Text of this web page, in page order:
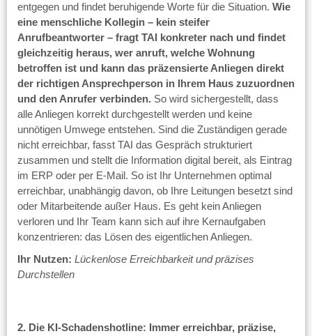
entgegen und findet beruhigende Worte für die Situation. Wie
eine menschliche Kollegin – kein steifer
Anrufbeantworter – fragt TAI konkreter nach und findet
gleichzeitig heraus, wer anruft, welche Wohnung
betroffen ist und kann das präzensierte Anliegen direkt
der richtigen Ansprechperson in Ihrem Haus zuzuordnen
und den Anrufer verbinden. So wird sichergestellt, dass
alle Anliegen korrekt durchgestellt werden und keine
unnötigen Umwege entstehen. Sind die Zuständigen gerade
nicht erreichbar, fasst TAI das Gespräch strukturiert
zusammen und stellt die Information digital bereit, als Eintrag
im ERP oder per E-Mail. So ist Ihr Unternehmen optimal
erreichbar, unabhängig davon, ob Ihre Leitungen besetzt sind
oder Mitarbeitende außer Haus. Es geht kein Anliegen
verloren und Ihr Team kann sich auf ihre Kernaufgaben
konzentrieren: das Lösen des eigentlichen Anliegen.
Ihr Nutzen: Lückenlose Erreichbarkeit und präzises
Durchstellen
2. Die KI-Schadenshotline: Immer erreichbar, präzise,